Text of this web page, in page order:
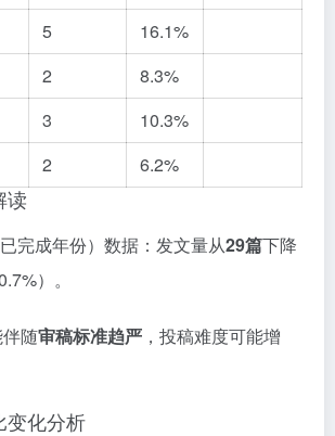
5
16.1%
2
8.3%
3
10.3%
2 6.2%
读
已完成年份）数据：发文量从29篇下降
）。
随审稿标准趋严 ，投稿难度可能增
变化分析